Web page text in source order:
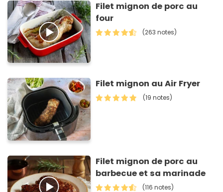
Filet mignon de porc au
four
(263 notes)
Filet mignon au Air Fryer
(19 notes)
Filet mignon de porc au
barbecue et sa marinade
(116 notes)